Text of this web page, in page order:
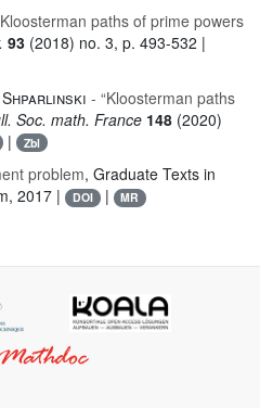
paths of prime powers
93 (2018) no. 3, p. 493-532 |
- “Kloosterman paths
Soc. math. France 148 (2020)
| Zbl
problem, Graduate Texts in
2017 | DOI | MR